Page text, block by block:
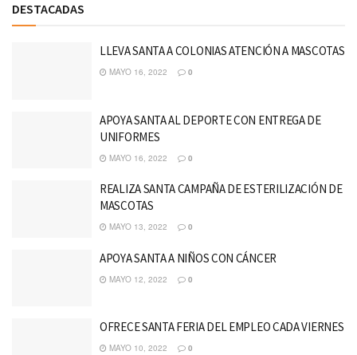
DESTACADAS
LLEVA SANTA A COLONIAS ATENCIÓN A MASCOTAS
MAYO 16, 2022 0
APOYA SANTA AL DEPORTE CON ENTREGA DE
UNIFORMES
MAYO 16, 2022 0
REALIZA SANTA CAMPAÑA DE ESTERILIZACIÓN DE
MASCOTAS
MAYO 13, 2022 0
APOYA SANTA A NIÑOS CON CÁNCER
MAYO 12, 2022 0
OFRECE SANTA FERIA DEL EMPLEO CADA VIERNES
MAYO 10, 2022 0